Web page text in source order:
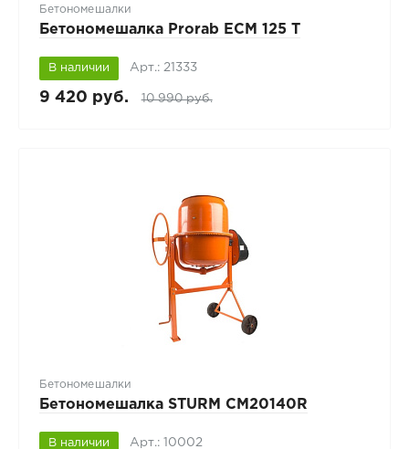
Бетономешалки
Бетономешалка Prorab ECM 125 T
В наличии Арт.: 21333
9 420 руб. 10 990 руб.
Бетономешалки
Бетономешалка STURM CM20140R
В наличии Арт.: 10002